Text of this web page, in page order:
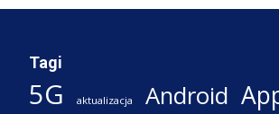
Tagi
5G aktualizacja Android